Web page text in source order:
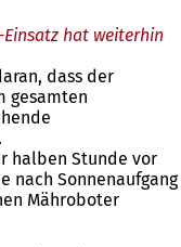
hat weiterhin
dass der
gesamten
halben Stunde vor
nach Sonnenaufgang
Mähroboter